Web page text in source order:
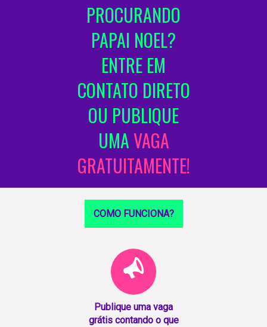
PROCURANDO
PAPAI NOEL?
ENTRE EM
CONTATO DIRETO
OU PUBLIQUE
UMAVAGA
GRATUITAMENTE!
COMO FUNCIONA?
Publique uma vaga
grátis contando o que